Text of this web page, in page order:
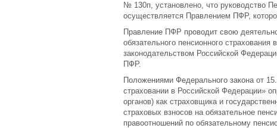
№ 130п, установлено, что руководство
осуществляется Правлением ПФР,
Правление ПФР проводит свою
обязательного пенсионного
законодательством Российской
ПФР.
Положениями Федерального закона от
страховании в Российской Федерации»
органов) как страховщика и
страховых взносов на обязательное
правоотношений по обязательному